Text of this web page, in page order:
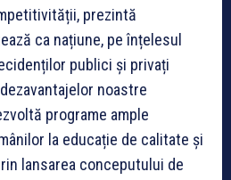
prezintă
ca națiune, pe înțelesul
publici și privați
noastre
programe ample
la educație de calitate și
lansarea conceputului de